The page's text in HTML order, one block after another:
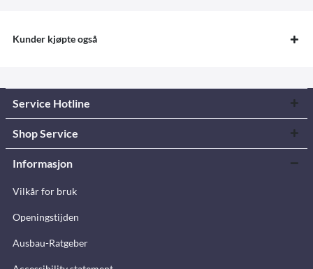
Kunder kjøpte også
Service Hotline
Shop Service
Informasjon
Vilkår for bruk
Openingstijden
Ausbau-Ratgeber